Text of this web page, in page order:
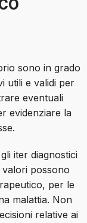
sono in grado
utili e validi per
eventuali
evidenziare la
iter diagnostici
possono
per le
malattia. Non
relative ai